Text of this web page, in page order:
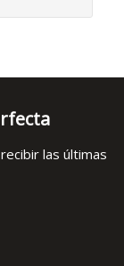
las últimas